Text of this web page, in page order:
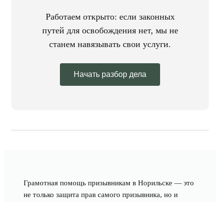
Работаем открыто: если законных
путей для освобождения нет, мы не
станем навязывать свои услуги.
Начать разбор дела
Грамотная помощь призывникам в Норильске — это
не только защита прав самого призывника, но и